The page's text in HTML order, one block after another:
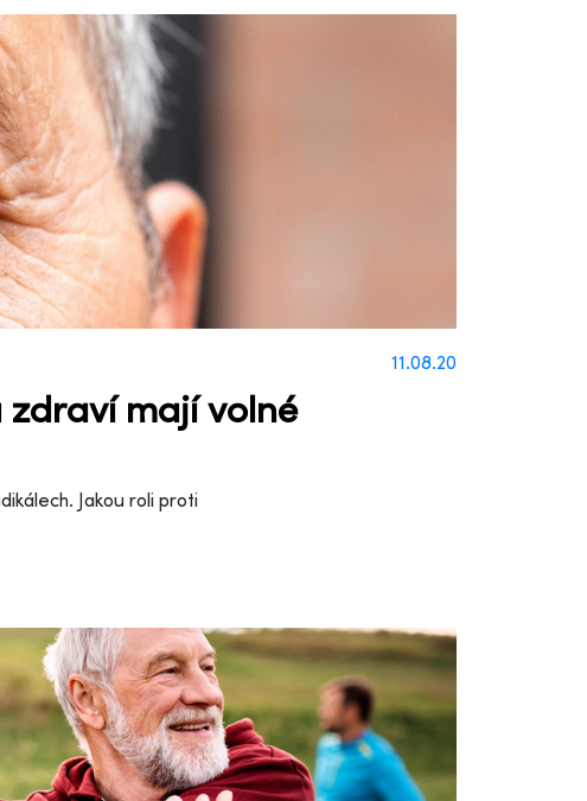
11.08.20
zdraví mají volné
Jakou roli proti